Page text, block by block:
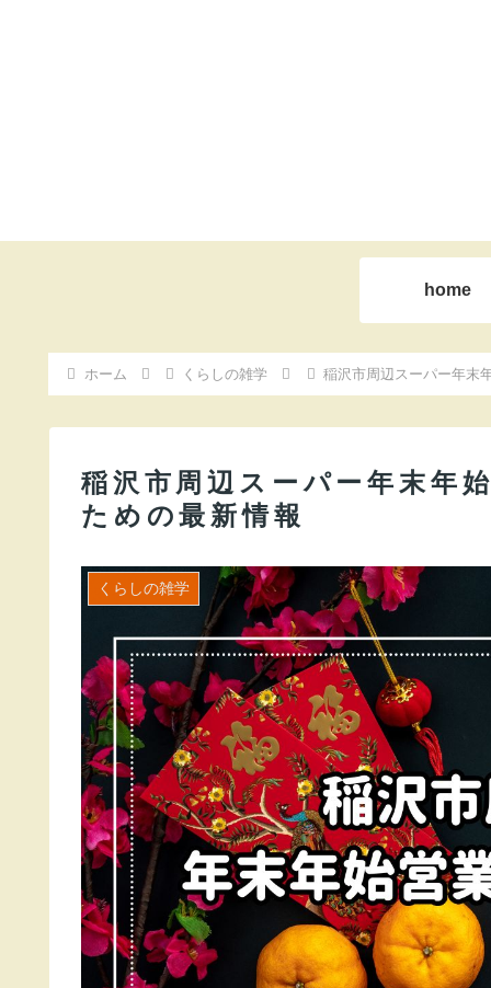
home
ホーム くらしの雑学 稲沢市周辺スーパー年末
稲沢市周辺スーパー年末年
ための最新情報
くらしの雑学